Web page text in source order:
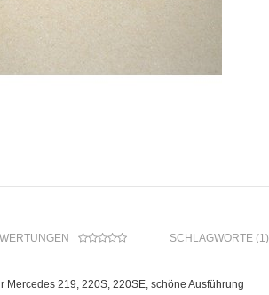
SCHLAGWORTE (1)
Mercedes 219, 220S, 220SE, schöne Ausführung